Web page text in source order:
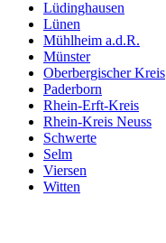
Lüdinghausen
Lünen
Mühlheim a.d.R.
Münster
Oberbergischer Kreis
Paderborn
Rhein-Erft-Kreis
Rhein-Kreis Neuss
Schwerte
Selm
Viersen
Witten